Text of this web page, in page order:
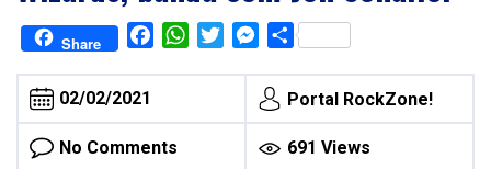
Share FacebookWhatsAppTwitterMessenger
Share
02/02/2021 Portal RockZone!
No Comments 691 Views